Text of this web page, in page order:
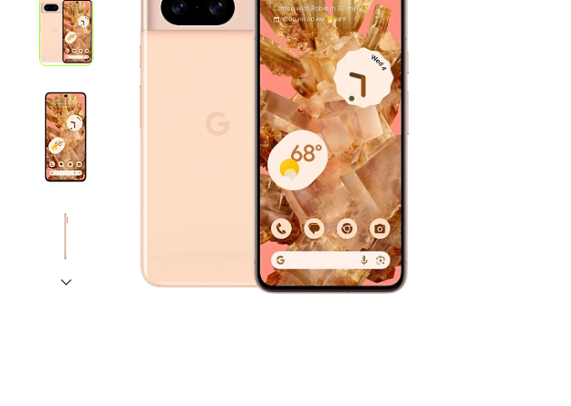
iPhone 13
iPhone 12
iPhone 11
iPhone SE
Poco
F Series
M Series
X Series